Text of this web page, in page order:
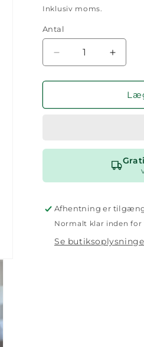
Inklusiv moms.
Antal
Antal
Reducer
antallet
for
Øg
antallet
for
Afhentning er
Normalt klar inden for
Se